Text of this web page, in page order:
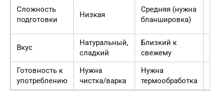
Сложность
подготовки
Низкая
Средняя (нужна
бланшировка)
Вкус
Натуральный,
сладкий
Близкий к
свежему
Готовность к
употреблению
Нужна
чистка/варка
Нужна
термообработка